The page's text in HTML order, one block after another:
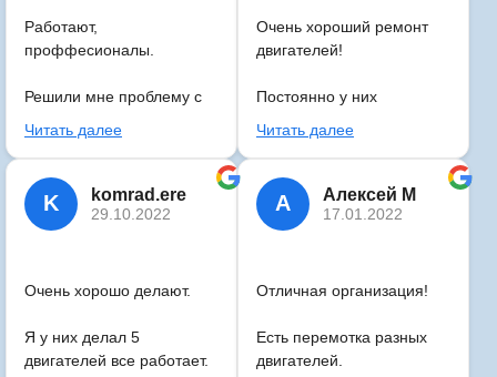
Работают,
проффесионалы.
Решили мне проблему с
электродвигателем,
Читать далее
Очень хороший ремонт
двигателей!
Постоянно у них
электро двигатели. А
делает, ребята молодцы!!!
Сделали у них генератор
ГСР-3000, в РЕНТАСе
Читать далее
K komrad.ere
29.10.2022
Очень хорошо делают.
Я у них делал 5
двигателей все работает.
А Алексей М
17.01.2022
Отличная организация!
Есть перемотка разных
двигателей.